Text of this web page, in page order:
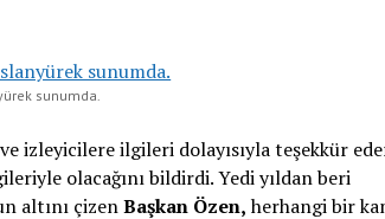
sunumda.
izleyicilere ilgileri dolayısıyla teşekkür
olacağını bildirdi. Yedi yıldan beri
altını çizenBaşkan Özen,herhangi bir